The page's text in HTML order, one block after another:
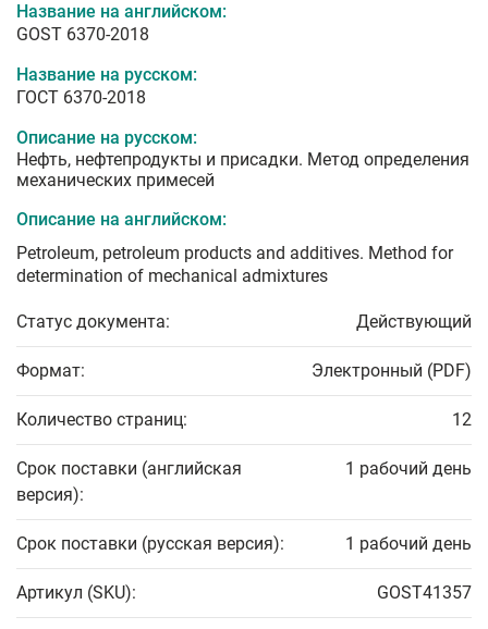
Название на английском:
GOST 6370-2018
Название на русском:
ГОСТ 6370-2018
Описание на русском:
Нефть, нефтепродукты и присадки. Метод определения
механических примесей
Описание на английском:
Petroleum, petroleum products and additives. Method for
determination of mechanical admixtures
Статус документа: Действующий
Формат: Электронный (PDF)
Количество страниц: 12
Срок поставки (английская
версия):
1 рабочий день
Срок поставки (русская версия): 1 рабочий день
Артикул (SKU): GOST41357